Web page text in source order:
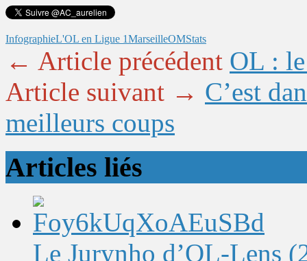
InfographieL'OL en Ligue 1MarseilleOMStats
← Article précédent OL :
Article suivant → C’est
meilleurs coups
Articles liés
Le Jurynho d’OL-Lens